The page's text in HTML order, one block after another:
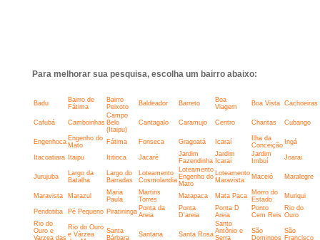
Para melhorar sua pesquisa, escolha um bairro abaixo:
Badu
Bairro de
Fátima
Bairro
Peixoto
Baldeador Barreto
Boa
Viagem
Boa Vista Cachoeiras
Cafubá Camboinhas
Campo
Belo
(Itaipu)
Cantagalo Caramujo Centro Charitas Cubango
Engenhoca Engenho do
Mato
Fátima Fonseca Gragoatá Icaraí
Ilha da
Conceição Ingá
Itacoatiara Itaipu Ititioca Jacaré
Jardim
Fazendinha
Jardim
Icaraí
Jardim
Imbuí
Joarai
Jurujuba
Largo da
Batalha
Largo do
Barradas
Loteamento
Cosmolandia
Loteamento
Engenho do
Mato
Loteamento
Maravista
Maceió Maralegre
Maravista Marazul
Maria
Paula
Martins
Torres
Matapaca Mata Paca
Morro do
Estado
Muriqui
Pendotiba Pé Pequeno Piratininga Ponta da
Areia
Ponta
D'areia
Ponta D
Areia
Ponto
Cem Reis
Rio do
Ouro
Rio do
Ouro e
Varzea das
Rio do Ouro
e Várzea
Santa
Bárbara
Santana Santa Rosa
Santo
Antônio e
Serra
São
Domingos
São
Francisco